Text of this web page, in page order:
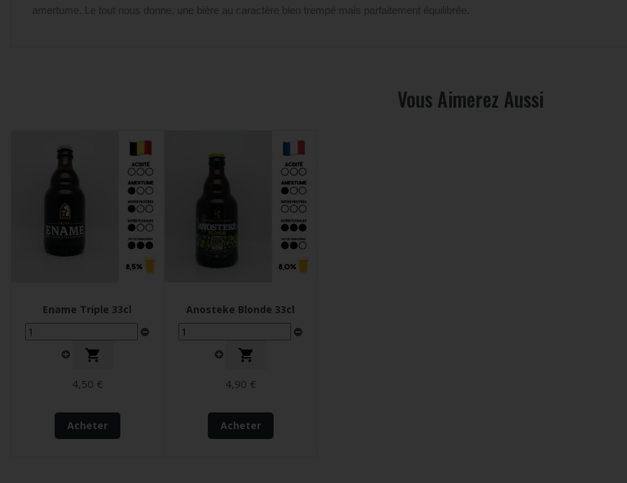
amertume. Le tout nous donne, une bière au caractère bien trempé mais parfaitement équilibrée.
Vous Aimerez Aussi
Ename Triple 33cl

4,50 €
Acheter
Anosteke Blonde 33cl

4,90 €
Acheter